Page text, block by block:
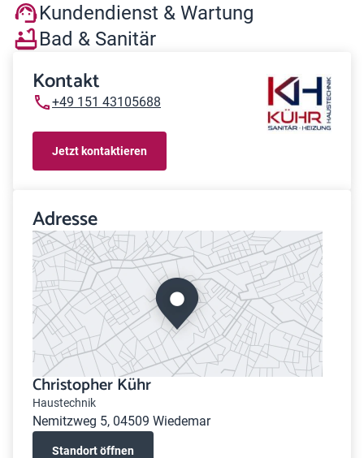
Kundendienst & Wartung
Bad & Sanitär
Kontakt
+49 151 43105688
Jetzt kontaktieren
Adresse
Christopher Kühr
Haustechnik
Nemitzweg 5, 04509 Wiedemar
Standort öffnen